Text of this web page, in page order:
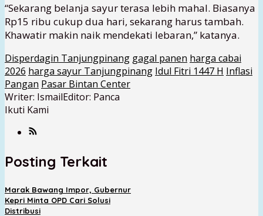
“Sekarang belanja sayur terasa lebih mahal. Biasanya
Rp15 ribu cukup dua hari, sekarang harus tambah.
Khawatir makin naik mendekati lebaran,” katanya.
Disperdagin Tanjungpinang gagal panen harga cabai
2026 harga sayur Tanjungpinang Idul Fitri 1447 H Inflasi
Pangan Pasar Bintan Center
Writer: IsmailEditor: Panca
Ikuti Kami
Posting Terkait
Marak Bawang Impor, Gubernur
Kepri Minta OPD Cari Solusi
Distribusi